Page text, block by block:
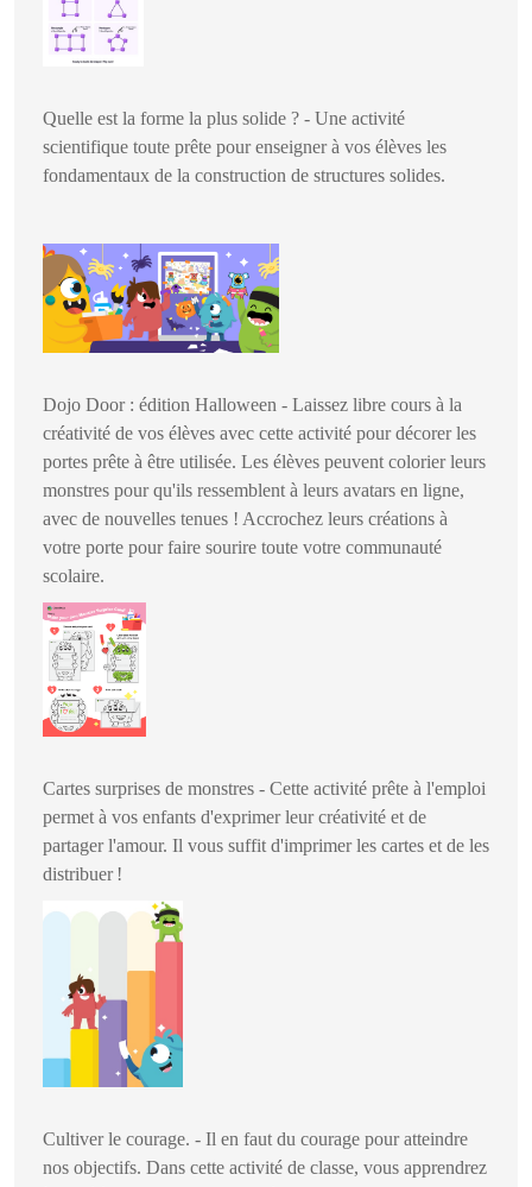
Quelle est la forme la plus solide ? - Une activité
scientifique toute prête pour enseigner à vos élèves les
fondamentaux de la construction de structures solides.
Dojo Door : édition Halloween - Laissez libre cours à la
créativité de vos élèves avec cette activité pour décorer les
portes prête à être utilisée. Les élèves peuvent colorier leurs
monstres pour qu'ils ressemblent à leurs avatars en ligne,
avec de nouvelles tenues ! Accrochez leurs créations à
votre porte pour faire sourire toute votre communauté
scolaire.
Cartes surprises de monstres - Cette activité prête à l'emploi
permet à vos enfants d'exprimer leur créativité et de
partager l'amour. Il vous suffit d'imprimer les cartes et de les
distribuer !
Cultiver le courage. - Il en faut du courage pour atteindre
nos objectifs. Dans cette activité de classe, vous apprendrez